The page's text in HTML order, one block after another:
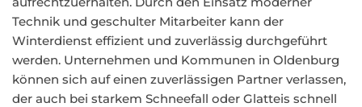
Technik und geschulter Mitarbeiter kann der
Winterdienst effizient und zuverlässig durchgeführt
werden. Unternehmen und Kommunen in Oldenburg
können sich auf einen zuverlässigen Partner verlassen,
der auch bei starkem Schneefall oder Glatteis schnell